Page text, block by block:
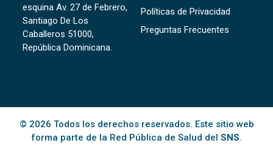
esquina Av. 27 de Febrero,
Santiago De Los
Caballeros 51000,
República Dominicana.
Políticas de Privacidad
Preguntas Frecuentes
© 2026 Todos los derechos reservados. Este sitio web
forma parte de la Red Pública de Salud del SNS.